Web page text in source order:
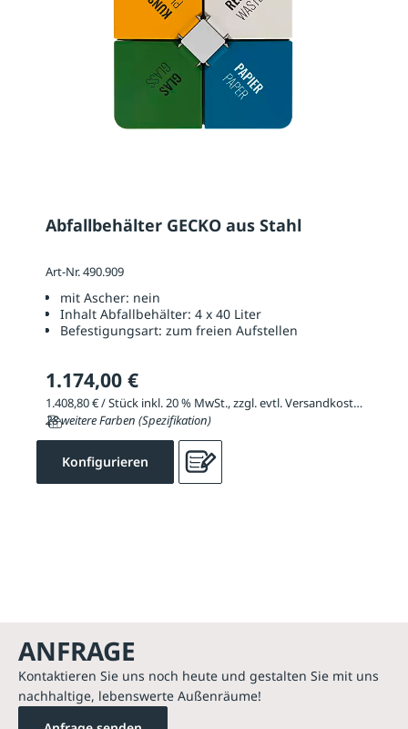
Abfallbehälter GECKO aus Stahl
Art-Nr. 490.909
mit Ascher: nein
Inhalt Abfallbehälter: 4 x 40 Liter
Befestigungsart: zum freien Aufstellen
1.174,00 €
1.408,80 € / Stück inkl. 20 % MwSt., zzgl. evtl. Versandkosten
28 weitere Farben (Spezifikation)
Konfigurieren
ANFRAGE
Kontaktieren Sie uns noch heute und gestalten Sie mit uns
nachhaltige, lebenswerte Außenräume!